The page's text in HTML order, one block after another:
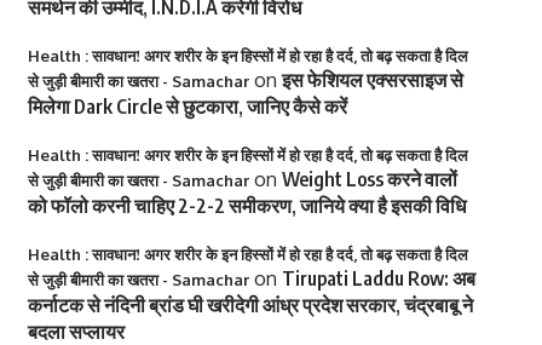
समर्थन की उम्मीद, I.N.D.I.A करेगी विरोध
Health : सावधान! अगर शरीर के इन हिस्सों में हो रहा है दर्द, तो बढ़ सकता है दिल
से जुड़ी बीमारी का खतरा - Samacharonइस फेशियल एक्सरसाइज से
मिलेगा Dark Circle से छुटकारा, जानिए कैसे करें
Health : सावधान! अगर शरीर के इन हिस्सों में हो रहा है दर्द, तो बढ़ सकता है दिल
से जुड़ी बीमारी का खतरा - Samacharon Weight Loss करने वालों
को फॉलो करनी चाहिए 2-2-2 समीकरण, जानिये क्या है इसकी विधि
Health : सावधान! अगर शरीर के इन हिस्सों में हो रहा है दर्द, तो बढ़ सकता है दिल
से जुड़ी बीमारी का खतरा - Samacharon Tirupati Laddu Row: अब
कर्नाटक से नंदिनी ब्रांड घी खरीदेगी आंध्र प्रदेश सरकार, चंद्रबाबू ने
बदला सप्लायर